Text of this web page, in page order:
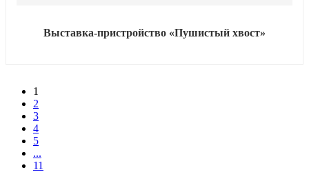
Выставка‑пристройство «Пушистый хвост»
1
2
3
4
5
...
11